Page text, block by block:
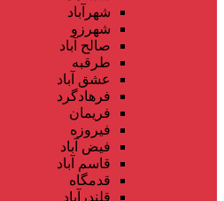
شهرآباد
شهرزو
صالح آباد
طرقبه
عشق آباد
فرهادگرد
فریمان
فیروزه
فیض آباد
قاسم آباد
قدمگاه
قلندرآباد